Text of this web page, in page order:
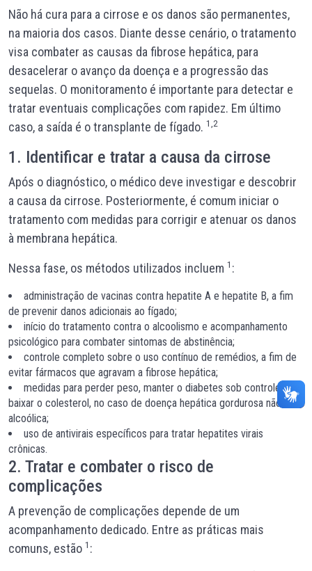
Não há cura para a cirrose e os danos são permanentes,
na maioria dos casos. Diante desse cenário, o tratamento
visa combater as causas da fibrose hepática, para
desacelerar o avanço da doença e a progressão das
sequelas. O monitoramento é importante para detectar e
tratar eventuais complicações com rapidez. Em último
caso, a saída é o transplante de fígado. 1,2
1. Identificar e tratar a causa da cirrose
Após o diagnóstico, o médico deve investigar e descobrir
a causa da cirrose. Posteriormente, é comum iniciar o
tratamento com medidas para corrigir e atenuar os danos
à membrana hepática.
Nessa fase, os métodos utilizados incluem 1 :
administração de vacinas contra hepatite A e hepatite B, a fim
de prevenir danos adicionais ao fígado;
início do tratamento contra o alcoolismo e acompanhamento
psicológico para combater sintomas de abstinência;
controle completo sobre o uso contínuo de remédios, a fim de
evitar fármacos que agravam a fibrose hepática;
medidas para perder peso, manter o diabetes sob controle e
baixar o colesterol, no caso de doença hepática gordurosa não-
alcoólica;
uso de antivirais específicos para tratar hepatites virais
crônicas.
2. Tratar e combater o risco de
complicações
A prevenção de complicações depende de um
acompanhamento dedicado. Entre as práticas mais
comuns, estão 1 :